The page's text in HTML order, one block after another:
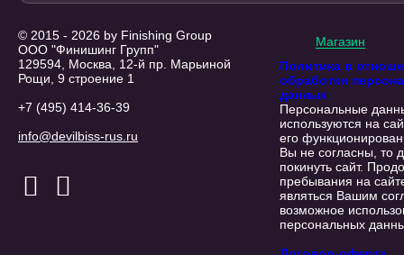
© 2015 - 2026 by Finishing Group
ООО "Финишинг Групп"
129594, Москва, 12-й пр. Марьиной
Рощи, 9 строение 1
+7 (495) 414-36-39
info@devilbiss-rus.ru
Магазин
Политика в
обработки
данных
Персональные
используются на
его
Вы не согласны, то
покинуть сайт.
пребывания на
являться Вашим
возможное
персональных